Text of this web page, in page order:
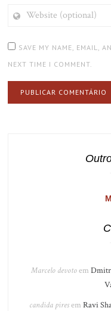
(OPTIONAL)
SAVE MY NAME, EMAIL,
NEXT TIME I COMMENT.
Marcelo devotoem
candida piresem Ravi